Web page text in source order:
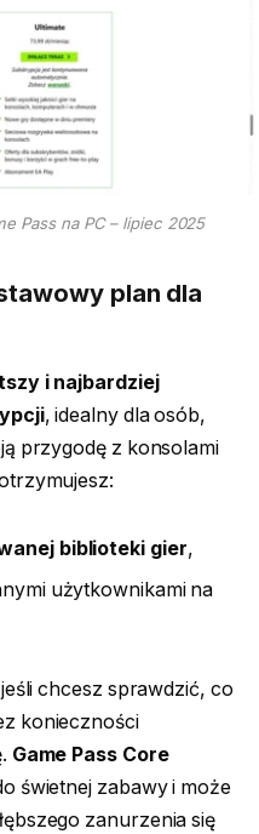
Pass na PC – lipiec 2025
plan dla
i najbardziej
, idealny dla osób,
przygodę z konsolami
biblioteki gier,
użytkownikami na
chcesz sprawdzić, co
konieczności
Game Pass Core
świetnej zabawy i może
zanurzenia się